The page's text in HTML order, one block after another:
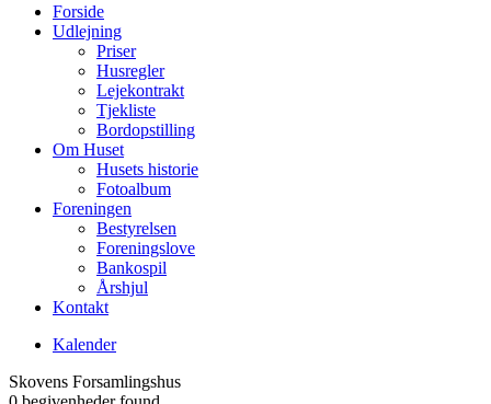
Menu
Forside
Udlejning
Priser
Husregler
Lejekontrakt
Tjekliste
Bordopstilling
Om Huset
Husets historie
Fotoalbum
Foreningen
Bestyrelsen
Foreningslove
Bankospil
Årshjul
Kontakt
Kalender
Skovens Forsamlingshus